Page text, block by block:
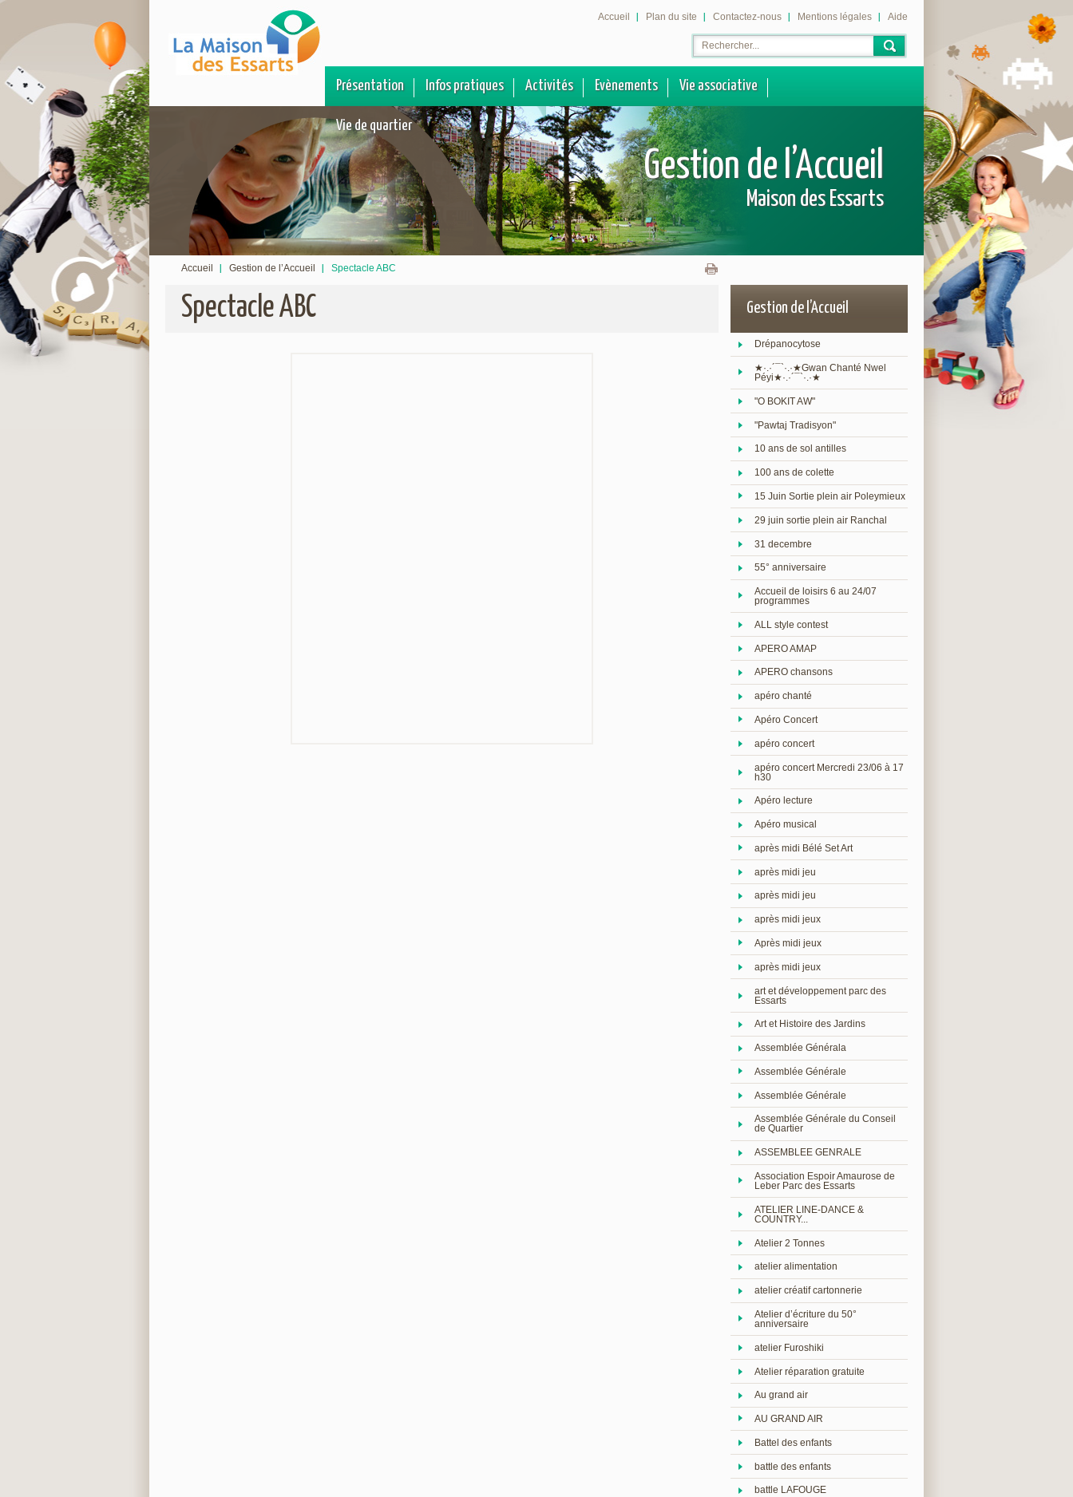
Accueil Plan du site Contactez-nous Mentions légales Aide
Présentation Infos pratiques Activités Evènements Vie associative
Vie de quartier
Gestion de l’Accueil
Maison des Essarts
Accueil Gestion de l’Accueil Spectacle ABC
Spectacle ABC Gestion de l’Accueil
Drépanocytose
★·.·´¯`·.·★Gwan Chanté Nwel
Péyi★·.·´¯`·.·★
"O BOKIT AW"
"Pawtaj Tradisyon"
10 ans de sol antilles
100 ans de colette
15 Juin Sortie plein air Poleymieux
29 juin sortie plein air Ranchal
31 decembre
55° anniversaire
Accueil de loisirs 6 au 24/07
programmes
ALL style contest
APERO AMAP
APERO chansons
apéro chanté
Apéro Concert
apéro concert
apéro concert Mercredi 23/06 à 17
h30
Apéro lecture
Apéro musical
après midi Bélé Set Art
après midi jeu
après midi jeu
après midi jeux
Après midi jeux
après midi jeux
art et développement parc des
Essarts
Art et Histoire des Jardins
Assemblée Générala
Assemblée Générale
Assemblée Générale
Assemblée Générale du Conseil
de Quartier
ASSEMBLEE GENRALE
Association Espoir Amaurose de
Leber Parc des Essarts
ATELIER LINE-DANCE &
COUNTRY...
Atelier 2 Tonnes
atelier alimentation
atelier créatif cartonnerie
Atelier d’écriture du 50°
anniversaire
atelier Furoshiki
Atelier réparation gratuite
Au grand air
AU GRAND AIR
Battel des enfants
battle des enfants
battle LAFOUGE